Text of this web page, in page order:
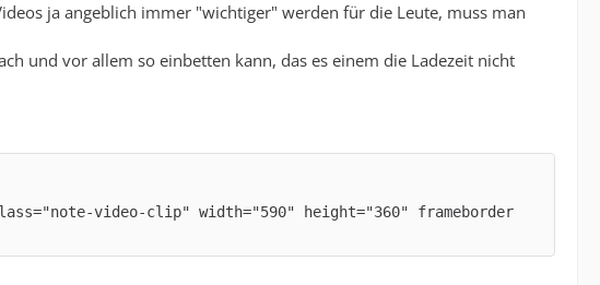
ja angeblich immer "wichtiger" werden für die Leute, muss man
und vor allem so einbetten kann, das es einem die Ladezeit nicht
class="note-video-clip" width="590" height="360" frameborder